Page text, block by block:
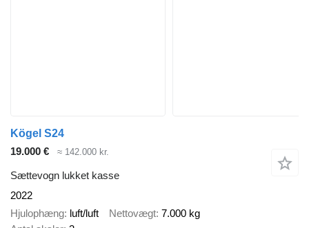
Kögel S24
19.000 €
≈ 142.000 kr.
Sættevogn lukket kasse
2022
Hjulophæng luft/luft Nettovægt 7.000 kg